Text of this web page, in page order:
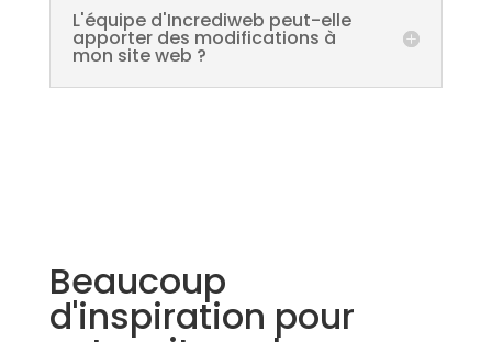
L'équipe d'Incrediweb peut-elle
apporter des modifications à
mon site web ?
Beaucoup
d'inspiration pour